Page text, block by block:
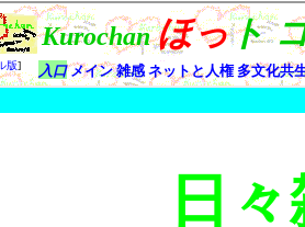
日